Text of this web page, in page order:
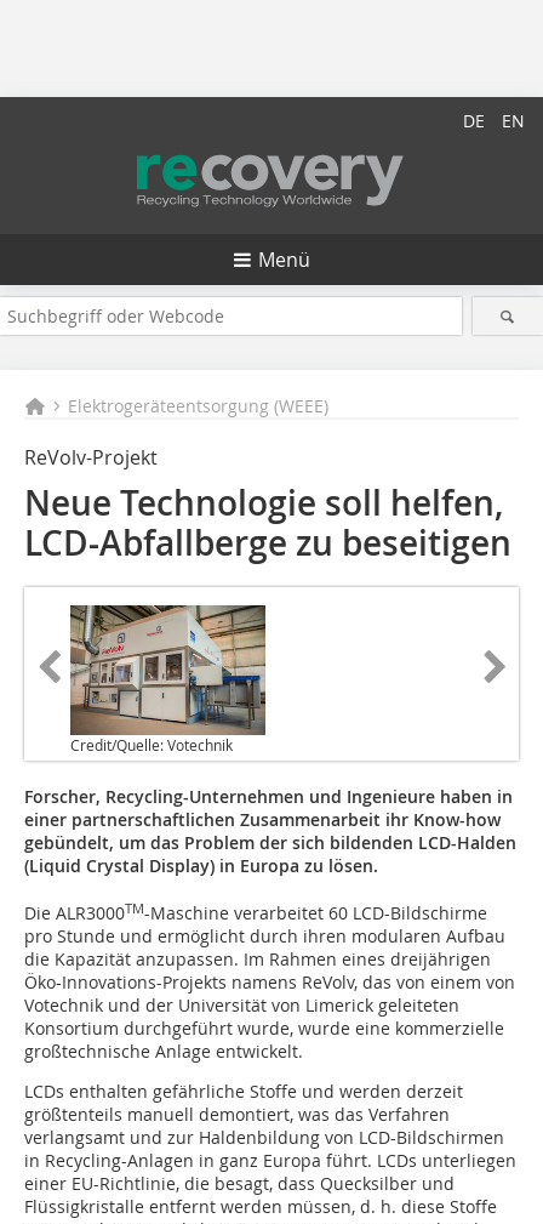
DE EN
Menü
Elektrogeräteentsorgung (WEEE)
ReVolv-Projekt
Neue Technologie soll helfen,
LCD-Abfallberge zu beseitigen
Credit/Quelle: Votechnik
Forscher, Recycling-Unternehmen und Inge­nieu­re haben in
einer partnerschaftlichen Zu­sammenarbeit ihr Know-how
gebündelt, um das Problem der sich bildenden LCD-Halden
(Liquid Crystal Display) in Europa zu lösen.
Die ALR3000TM-Maschine verarbeitet 60 LCD-Bildschirme
pro Stunde und ermöglicht durch ihren modularen Aufbau
die Kapazität anzupassen. Im Rahmen eines dreijährigen
Öko-Innovations-Projekts namens ReVolv, das von einem von
Votechnik und der Universität von Limerick geleiteten
Konsortium durchgeführt wurde, wurde eine kommerzielle
großtechnische Anlage entwickelt.
LCDs enthalten gefährliche Stoffe und werden derzeit
größtenteils manuell demontiert, was das Verfahren
verlangsamt und zur Haldenbildung von LCD-Bildschirmen
in Recycling-Anlagen in ganz Europa führt. LCDs unterliegen
einer EU-Richtlinie, die besagt, dass Quecksilber und
Flüssigkristalle entfernt werden müssen, d. h. diese Stoffe